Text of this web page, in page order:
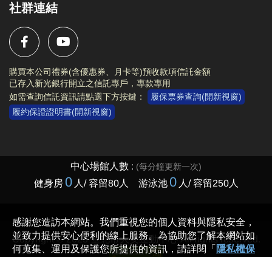
社群連結
購買本公司禮券(含優惠券、月卡等)預收款項信託金額
已存入新光銀行開立之信託專戶，專款專用
如需查詢信託資訊請點選下方按鍵：
履保票券查詢(開新視窗)
履約保證證明書(開新視窗)
Copyright © 2023 臺北市大安運動中心 All rights reserved.